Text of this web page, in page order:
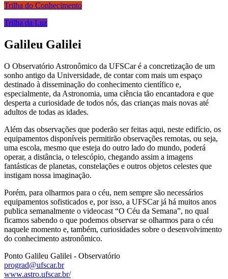
Trilha do Conhecimento
Trilha da Luz
Galileu Galilei
O Observatório Astronômico da UFSCar é a concretização de um
sonho antigo da Universidade, de contar com mais um espaço
destinado à disseminação do conhecimento científico e,
especialmente, da Astronomia, uma ciência tão encantadora e que
desperta a curiosidade de todos nós, das crianças mais novas até
adultos de todas as idades.
Além das observações que poderão ser feitas aqui, neste edifício, os
equipamentos disponíveis permitirão observações remotas, ou seja,
uma escola, mesmo que esteja do outro lado do mundo, poderá
operar, a distância, o telescópio, chegando assim a imagens
fantásticas de planetas, constelações e outros objetos celestes que
instigam nossa imaginação.
Porém, para olharmos para o céu, nem sempre são necessários
equipamentos sofisticados e, por isso, a UFSCar já há muitos anos
publica semanalmente o videocast “O Céu da Semana”, no qual
ficamos sabendo o que podemos observar se olharmos para o céu
naquele momento e, também, curiosidades sobre o desenvolvimento
do conhecimento astronômico.
Ponto Galileu Galilei - Observatório
prograd@ufscar.br
www.astro.ufscar.br/